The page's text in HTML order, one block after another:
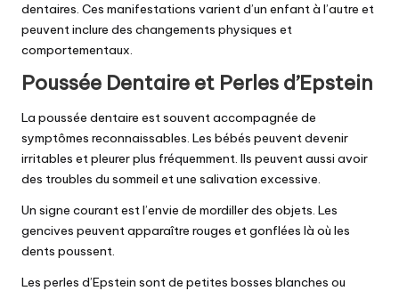
dentaires. Ces manifestations varient d’un enfant à l’autre et
peuvent inclure des changements physiques et
comportementaux.
Poussée Dentaire et Perles d’Epstein
La poussée dentaire est souvent accompagnée de
symptômes reconnaissables. Les bébés peuvent devenir
irritables et pleurer plus fréquemment. Ils peuvent aussi avoir
des troubles du sommeil et une salivation excessive.
Un signe courant est l’envie de mordiller des objets. Les
gencives peuvent apparaître rouges et gonflées là où les
dents poussent.
Les perles d’Epstein sont de petites bosses blanches ou